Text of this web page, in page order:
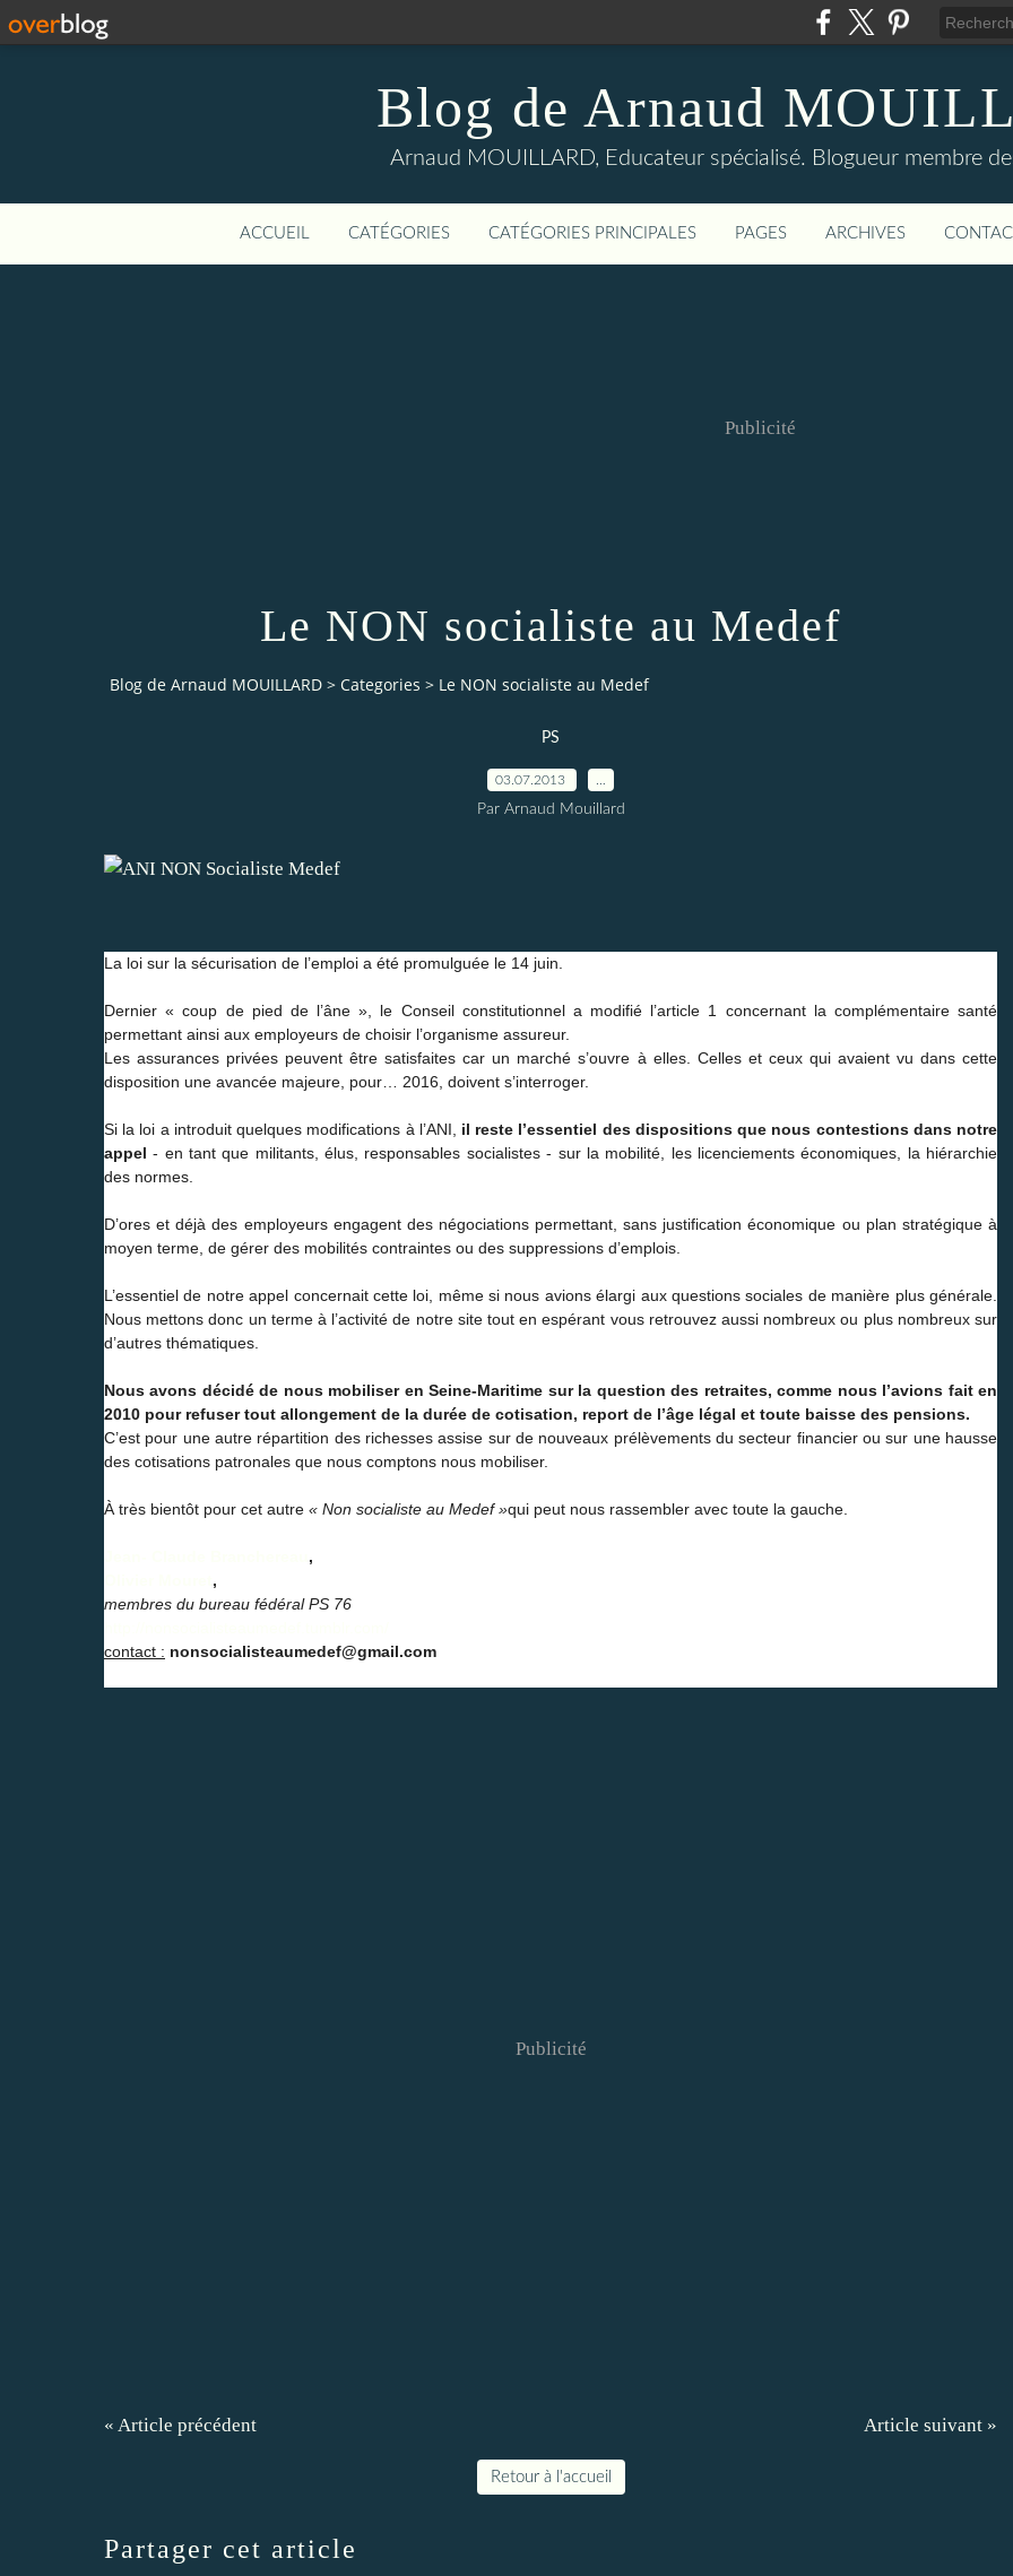
Blog de Arnaud
Arnaud MOUILLARD, Educateur spécialisé. Blogueur membre
ACCUEIL CATÉGORIES CATÉGORIES PRINCIPALES PAGES ARCHIVES
Publicité
Le NON socialiste au Medef
Blog de Arnaud MOUILLARD > Categories > Le NON socialiste au Medef
PS
03.07.2013
Par Arnaud Mouillard
La loi sur la sécurisation de l’emploi a été promulguée le 14 juin.
Dernier « coup de pied de l’âne », le Conseil constitutionnel a modifié l’article 1 concernant la complémentaire santé
permettant ainsi aux employeurs de choisir l’organisme assureur.
Les assurances privées peuvent être satisfaites car un marché s’ouvre à elles. Celles et ceux qui avaient vu dans cette
disposition une avancée majeure, pour… 2016, doivent s’interroger.
Si la loi a introduit quelques modifications à l’ANI,
il reste l’essentiel des dispositions que nous contestions dans notre
appel - en tant que militants, élus, responsables socialistes - sur la mobilité, les licenciements économiques, la hiérarchie
des normes.
D’ores et déjà des employeurs engagent des négociations permettant, sans justification économique ou plan stratégique à
moyen terme, de gérer des mobilités contraintes ou des suppressions d’emplois.
L’essentiel de notre appel concernait cette loi, même si nous avions élargi aux questions sociales de manière plus générale.
Nous mettons donc un terme à l’activité de notre site tout en espérant vous retrouvez aussi nombreux ou plus nombreux sur
d’autres thématiques.
Nous avons décidé de nous mobiliser en Seine-Maritime sur la question des retraites, comme nous l’avions fait en
2010 pour refuser tout allongement de la durée de cotisation, report de l’âge légal et toute baisse des pensions.
C’est pour une autre répartition des richesses assise sur de nouveaux prélèvements du secteur financier ou sur une hausse
des cotisations patronales que nous comptons nous mobiliser.
À très bientôt pour cet autre « Non socialiste au Medef »qui peut nous rassembler avec toute la gauche.
,
,
membres du bureau fédéral PS 76
contact : nonsocialisteaumedef@gmail.com
Publicité
« Article précédent Article suivant »
Retour à l'accueil
Partager cet article